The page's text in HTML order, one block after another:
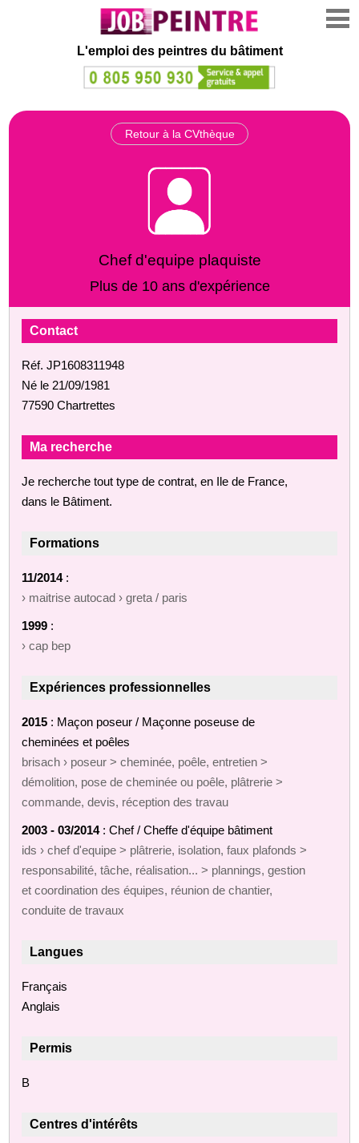
L'emploi des peintres du bâtiment
Retour à la CVthèque
Chef d'equipe plaquiste
Plus de 10 ans d'expérience
Contact
Réf. JP1608311948
Né le 21/09/1981
77590 Chartrettes
Ma recherche
Je recherche tout type de contrat, en Ile de France,
dans le Bâtiment.
Formations
11/2014:
› maitrise autocad › greta / paris
1999 :
› cap bep
Expériences professionnelles
2015 : Maçon poseur / Maçonne poseuse de
cheminées et poêles
brisach › poseur > cheminée, poêle, entretien >
démolition, pose de cheminée ou poêle, plâtrerie >
commande, devis, réception des travau
2003 - 03/2014: Chef / Cheffe d'équipe bâtiment
ids › chef d'equipe > plâtrerie, isolation, faux plafonds >
responsabilité, tâche, réalisation... > plannings, gestion
et coordination des équipes, réunion de chantier,
conduite de travaux
Langues
Français
Anglais
Permis
B
Centres d'intérêts